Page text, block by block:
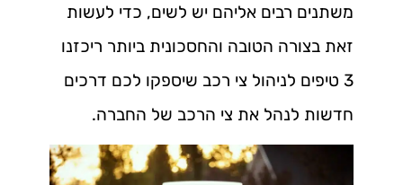
משתנים רבים אליהם יש לשים, כדי לעשות
זאת בצורה הטובה והחסכונית ביותר ריכזנו
3 טיפים לניהול צי רכב שיספקו לכם דרכים
חדשות לנהל את צי הרכב של החברה.